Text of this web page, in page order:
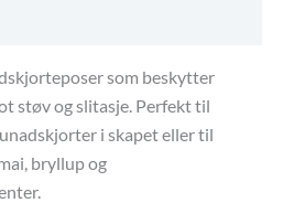
som beskytter
støv og slitasje. Perfekt til
i skapet eller til
bryllup og